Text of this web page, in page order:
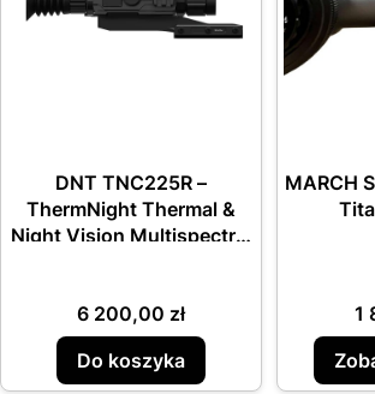
DNT TNC225R –
ThermNight Thermal &
Night Vision Multispectral
Calculator
Cena
6 200,00 zł
Do koszyka
MARCH
1